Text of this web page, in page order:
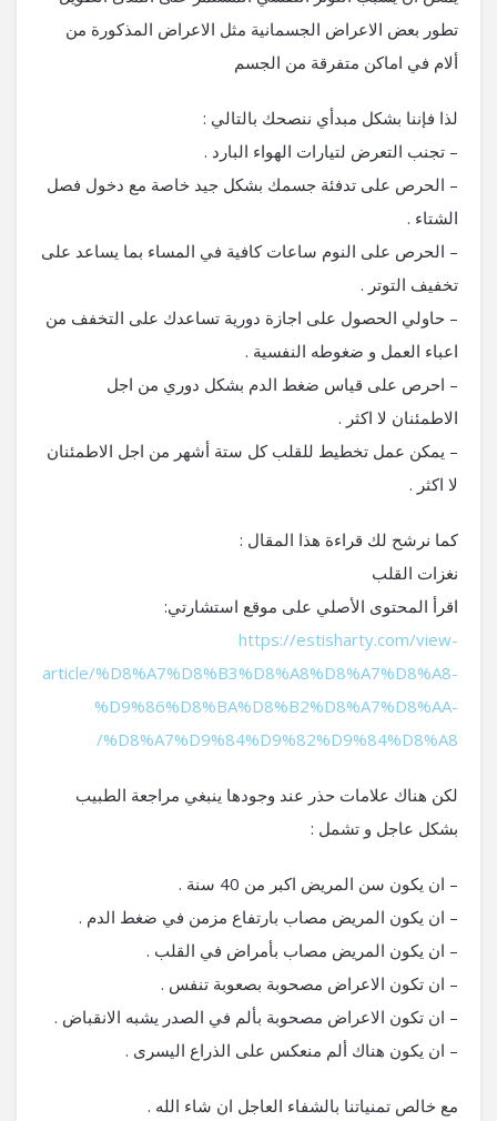
تطور بعض الاعراض الجسمانية مثل الاعراض المذكورة من
ألام في اماكن متفرقة من الجسم
لذا فإننا بشكل مبدأي ننصحك بالتالي :
– تجنب التعرض لتيارات الهواء البارد .
– الحرص على تدفئة جسمك بشكل جيد خاصة مع دخول فصل
الشتاء .
– الحرص على النوم ساعات كافية في المساء بما يساعد على
تخفيف التوتر .
– حاولي الحصول على اجازة دورية تساعدك على التخفف من
اعباء العمل و ضغوطه النفسية .
– احرص على قياس ضغط الدم بشكل دوري من اجل
الاطمئنان لا اكثر .
– يمكن عمل تخطيط للقلب كل ستة أشهر من اجل الاطمئنان
لا اكثر .
كما نرشح لك قراءة هذا المقال :
نغزات القلب
اقرأ المحتوى الأصلي على موقع استشارتي:
https://estisharty.com/view-
article/%D8%A7%D8%B3%D8%A8%D8%A7%D8%A8-
%D9%86%D8%BA%D8%B2%D8%A7%D8%AA-
%D8%A7%D9%84%D9%82%D9%84%D8%A8/
لكن هناك علامات حذر عند وجودها ينبغي مراجعة الطبيب
بشكل عاجل و تشمل :
– ان يكون سن المريض اكبر من 40 سنة .
– ان يكون المريض مصاب بارتفاع مزمن في ضغط الدم .
– ان يكون المريض مصاب بأمراض في القلب .
– ان تكون الاعراض مصحوبة بصعوبة تنفس .
– ان تكون الاعراض مصحوبة بألم في الصدر يشبه الانقباض .
– ان يكون هناك ألم منعكس على الذراع اليسرى .
مع خالص تمنياتنا بالشفاء العاجل ان شاء الله .